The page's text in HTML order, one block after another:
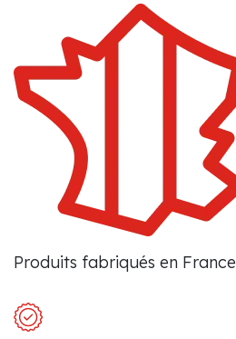
Produits fabriqués en France